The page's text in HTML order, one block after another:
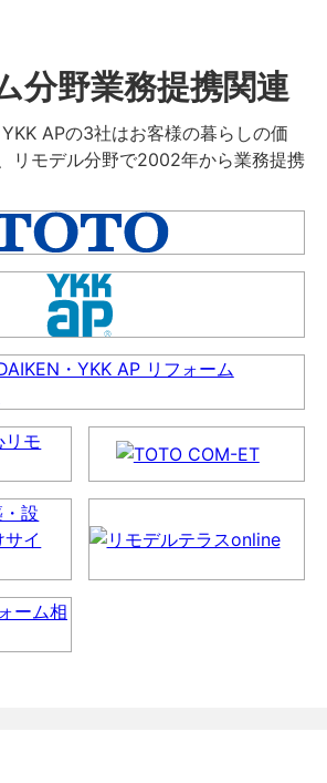
分野業務提携関連
APの3社はお客様の暮らしの価
リモデル分野で2002年から業務提携